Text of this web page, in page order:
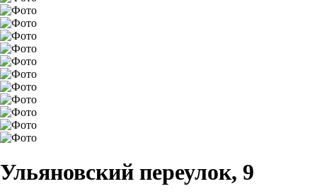
Ульяновский переулок, 9